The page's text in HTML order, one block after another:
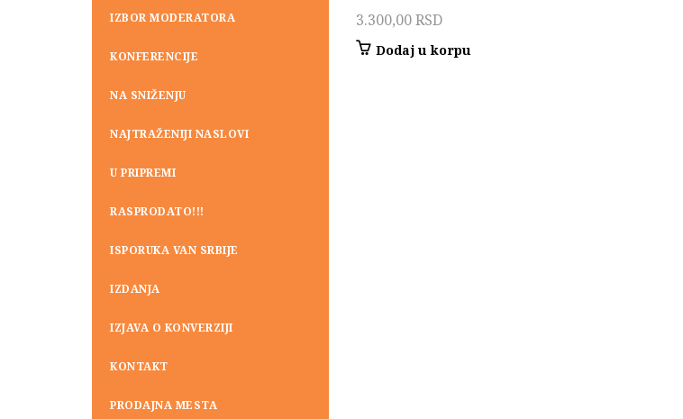
3.300,00RSD
Dodaj u korpu
IZBOR MODERATORA
KONFERENCIJE
NA SNIŽENJU
NAJTRAŽENIJI NASLOVI
U PRIPREMI
RASPRODATO!!!
ISPORUKA VAN SRBIJE
IZDANJA
IZJAVA O KONVERZIJI
KONTAKT
PRODAJNA MESTA